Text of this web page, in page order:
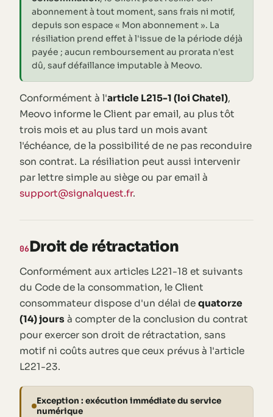
abonnement à tout moment, sans frais ni motif,
depuis son espace « Mon abonnement ». La
résiliation prend effet à l'issue de la période déjà
payée ; aucun remboursement au prorata n'est
dû, sauf défaillance imputable à Meovo.
Conformément à l'article L215-1 (loi Chatel),
Meovo informe le Client par email, au plus tôt
trois mois et au plus tard un mois avant
l'échéance, de la possibilité de ne pas reconduire
son contrat. La résiliation peut aussi intervenir
par lettre simple au siège ou par email à
support@signalquest.fr.
06Droit de rétractation
Conformément aux articles L221-18 et suivants
du Code de la consommation, le Client
consommateur dispose d'un délai de quatorze
(14) jours à compter de la conclusion du contrat
pour exercer son droit de rétractation, sans
motif ni coûts autres que ceux prévus à l'article
L221-23.
Exception : exécution immédiate du service
numérique